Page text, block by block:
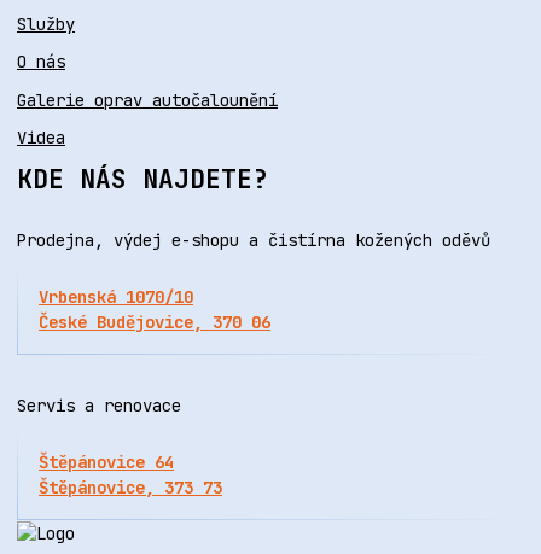
Služby
O nás
Galerie oprav autočalounění
Videa
KDE NÁS NAJDETE?
Prodejna, výdej e-shopu a čistírna kožených oděvů
Vrbenská 1070/10
České Budějovice, 370 06
Servis a renovace
Štěpánovice 64
Štěpánovice, 373 73